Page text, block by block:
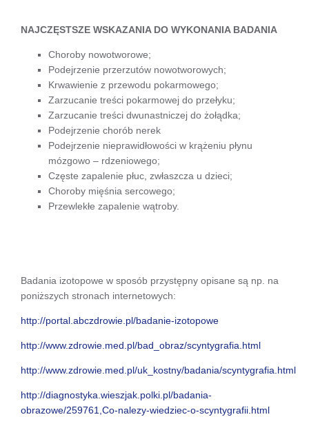
NAJCZĘSTSZE WSKAZANIA DO WYKONANIA BADANIA
Choroby nowotworowe;
Podejrzenie przerzutów nowotworowych;
Krwawienie z przewodu pokarmowego;
Zarzucanie treści pokarmowej do przełyku;
Zarzucanie treści dwunastniczej do żołądka;
Podejrzenie chorób nerek
Podejrzenie nieprawidłowości w krążeniu płynu
mózgowo – rdzeniowego;
Częste zapalenie płuc, zwłaszcza u dzieci;
Choroby mięśnia sercowego;
Przewlekłe zapalenie wątroby.
Badania izotopowe w sposób przystępny opisane są np. na
poniższych stronach internetowych:
http://portal.abczdrowie.pl/badanie-izotopowe
http://www.zdrowie.med.pl/bad_obraz/scyntygrafia.html
http://www.zdrowie.med.pl/uk_kostny/badania/scyntygrafia.html
http://diagnostyka.wieszjak.polki.pl/badania-
obrazowe/259761,Co-nalezy-wiedziec-o-scyntygrafii.html